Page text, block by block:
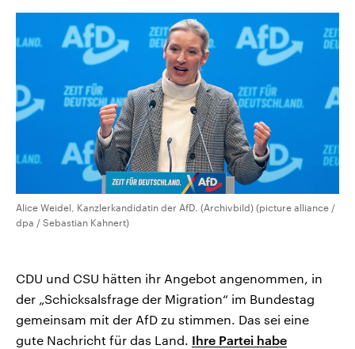
Alice Weidel, Kanzlerkandidatin der AfD. (Archivbild) (picture alliance /
dpa / Sebastian Kahnert)
CDU und CSU hätten ihr Angebot angenommen, in
der „Schicksalsfrage der Migration“ im Bundestag
gemeinsam mit der AfD zu stimmen. Das sei eine
gute Nachricht für das Land. Ihre Partei habe